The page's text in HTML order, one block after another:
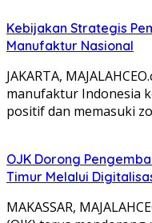
Kebijakan Strategis
Manufaktur Nasional
JAKARTA,
manufaktur Indonesia
positif dan memasuki
OJK Dorong
Timur Melalui
MAKASSAR,